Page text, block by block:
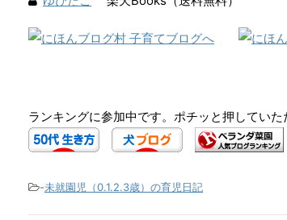
ランキングに参加中です。ポチッと押してい
-未就園児（0.1.2.3歳）の育児日記